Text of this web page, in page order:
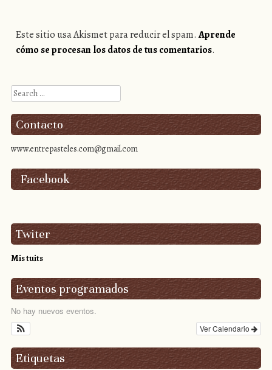
Este sitio usa Akismet para reducir el spam.Aprende
cómo se procesan los datos de tus comentarios.
Search
Contacto
www.entrepasteles.com@gmail.com
Facebook
Twiter
Mis tuits
Eventos programados
No hay nuevos eventos.
Ver Calendario
Etiquetas